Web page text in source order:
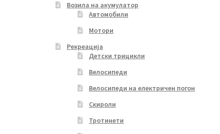
Возила на акумулатор
Автомобили
Мотори
Рекреација
Детски трицикли
Велосипеди
Велосипеди на електричен погон
Скироли
Тротинети